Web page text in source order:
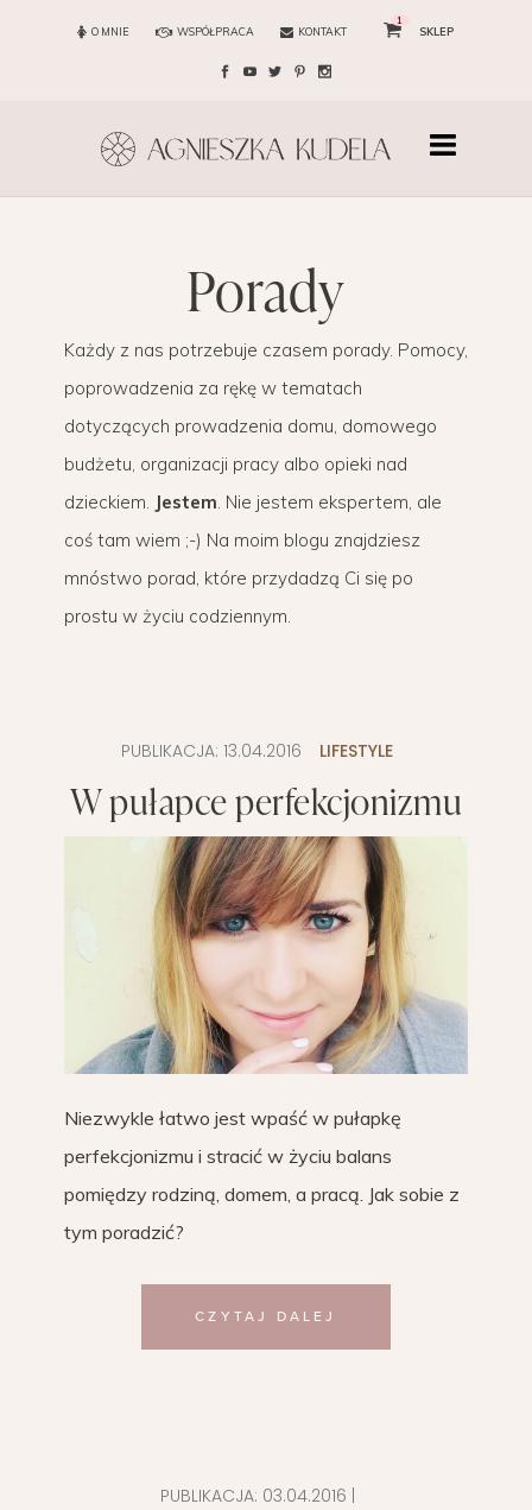
O MNIE WSPÓŁPRACA KONTAKT
1
SKLEP
porady
Każdy z nas potrzebuje czasem porady. Pomocy,
poprowadzenia za rękę w tematach
dotyczących prowadzenia domu, domowego
budżetu, organizacji pracy albo opieki nad
dzieckiem. Jestem. Nie jestem ekspertem, ale
coś tam wiem ;-) Na moim blogu znajdziesz
mnóstwo porad, które przydadzą Ci się po
prostu w życiu codziennym.
PUBLIKACJA: 13.04.2016 LIFESTYLE
W pułapce perfekcjonizmu
Niezwykle łatwo jest wpaść w pułapkę
perfekcjonizmu i stracić w życiu balans
pomiędzy rodziną, domem, a pracą. Jak sobie z
tym poradzić?
CZYTAJ DALEJ
PUBLIKACJA: 03.04.2016